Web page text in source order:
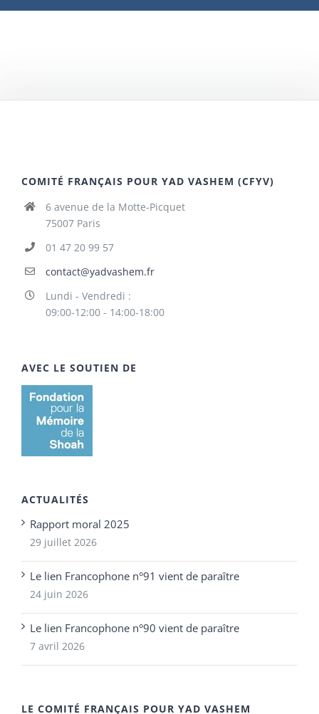
COMITÉ FRANÇAIS POUR YAD VASHEM (CFYV)
6 avenue de la Motte-Picquet
75007 Paris
01 47 20 99 57
contact@yadvashem.fr
Lundi - Vendredi :
09:00-12:00 - 14:00-18:00
AVEC LE SOUTIEN DE
ACTUALITÉS
Rapport moral 2025
29 juillet 2026
Le lien Francophone n°91 vient de paraître
24 juin 2026
Le lien Francophone n°90 vient de paraître
7 avril 2026
LE COMITÉ FRANÇAIS POUR YAD VASHEM